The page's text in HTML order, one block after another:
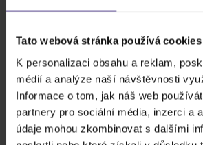
Tato webová stránka používá cookies
K personalizaci obsahu a reklam,
médií a analýze naší návštěvnosti
Informace o tom, jak náš web
partnery pro sociální média, inzerci a
údaje mohou zkombinovat s dalšími
Of
2CD
Skladem
Nirvana: